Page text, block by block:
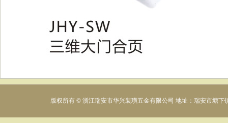
版权所有 © 浙江瑞安市华兴装璜五金有限公司 地址：瑞安市塘下